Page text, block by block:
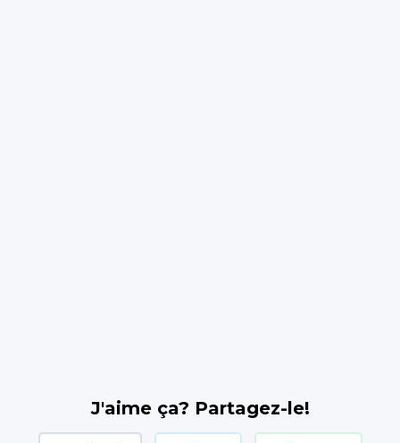
J'aime ça? Partagez-le!